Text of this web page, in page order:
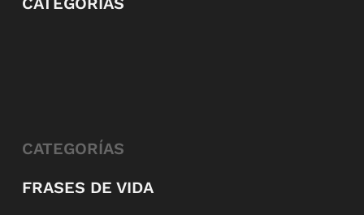
CATEGORÍAS
FRASES DE VIDA